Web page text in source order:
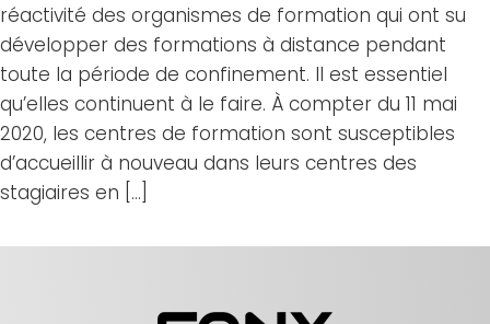
réactivité des organismes de formation qui ont su
développer des formations à distance pendant
toute la période de confinement. Il est essentiel
qu’elles continuent à le faire. À compter du 11 mai
2020, les centres de formation sont susceptibles
d’accueillir à nouveau dans leurs centres des
stagiaires en […]